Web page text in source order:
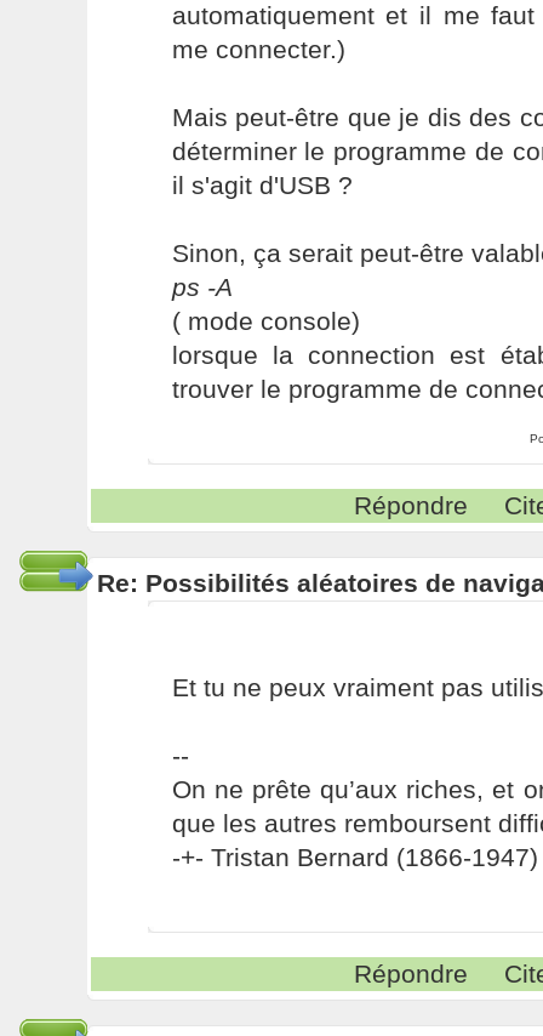
automatiquement et il me
me connecter.)
Mais peut-être que je dis des
déterminer le programme de
il s'agit d'USB ?
Sinon, ça serait peut-être
ps -A
( mode console)
lorsque la connection est
trouver le programme de
Répondre
Re: Possibilités aléatoires de
Et tu ne peux vraiment pas
--
On ne prête qu’aux riches, et
que les autres remboursent
-+- Tristan Bernard (1866-1947)
Répondre